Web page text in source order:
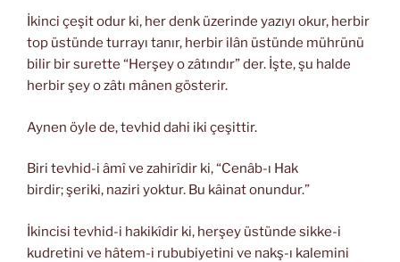
İkinci çeşit odur ki, her denk üzerinde yazıyı okur, herbir
top üstünde turrayı tanır, herbir ilân üstünde mührünü
bilir bir surette “Herşey o zâtındır” der. İşte, şu halde
herbir şey o zâtı mânen gösterir.
Aynen öyle de, tevhid dahi iki çeşittir.
Biri tevhid-i âmî ve zahirîdir ki, “Cenâb-ı Hak
birdir; şeriki, naziri yoktur. Bu kâinat onundur.”
İkincisi tevhid-i hakikîdir ki, herşey üstünde sikke-i
kudretini ve hâtem-i rububiyetini ve nakş-ı kalemini